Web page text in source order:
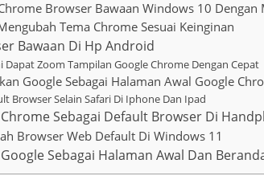
Browser Bawaan Windows 10 Dengan
Tema Chrome Sesuai Keinginan
Bawaan Di Hp Android
Dapat Zoom Tampilan Google Chrome Dengan Cepat
Google Sebagai Halaman Awal Google
Browser Selain Safari Di Iphone Dan Ipad
Sebagai Default Browser Di
Browser Web Default Di Windows 11
Sebagai Halaman Awal Dan